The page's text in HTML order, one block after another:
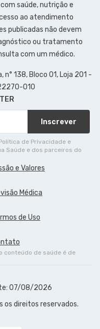
saúde, nutrição e
ao atendimento
publicadas não devem
ou tratamento
com um médico.
n° 138, Bloco 01, Loja 201 -
010
Inscrever
de Privacidade e
Saúde e dos parceiros do
e Valores
Médica
de Uso
conteúdo de saúde é de
07/08/2026
os direitos reservados.